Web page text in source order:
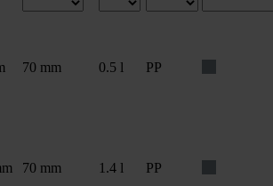
70 mm 0.5 l PP
70 mm 1.4 l PP